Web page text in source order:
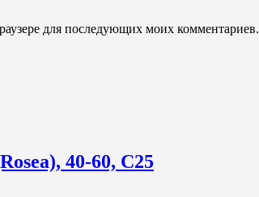
для последующих моих комментариев.
40-60, С25